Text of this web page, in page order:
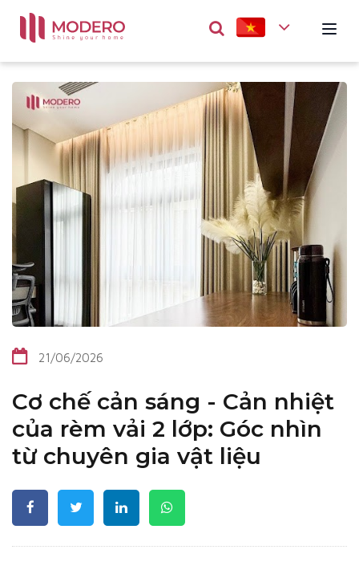
21/06/2026
Cơ chế cản sáng - Cản nhiệt
của rèm vải 2 lớp: Góc nhìn
từ chuyên gia vật liệu